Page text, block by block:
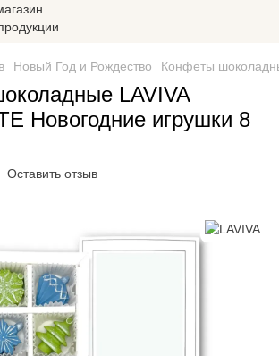
Новый Год и Рождество Конфеты
LAVIVA
Новогодние игрушки 8
Оставить отзыв